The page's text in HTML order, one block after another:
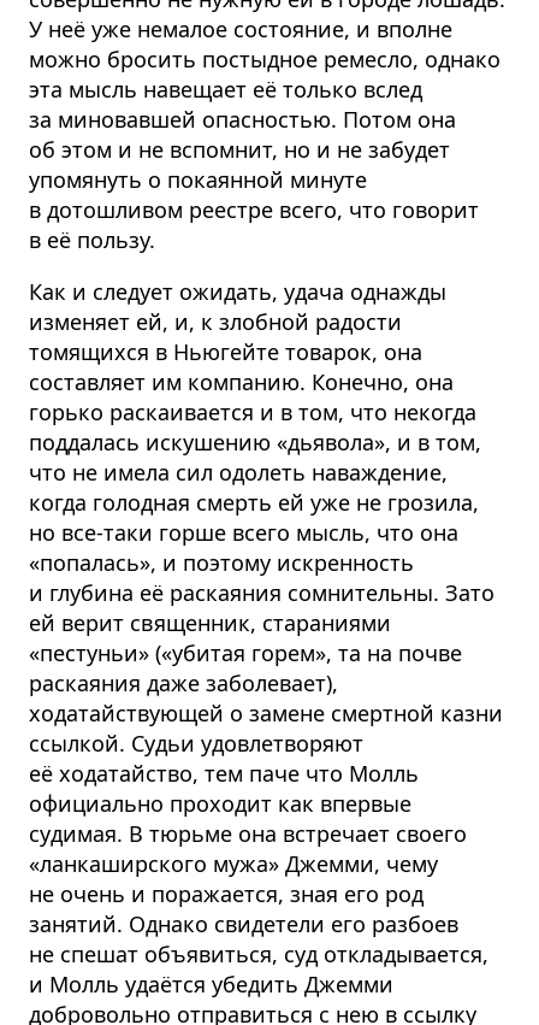
У неё уже немалое состояние, и вполне
можно бросить постыдное ремесло, однако
эта мысль навещает её только вслед
за миновавшей опасностью. Потом она
об этом и не вспомнит, но и не забудет
упомянуть о покаянной минуте
в дотошливом реестре всего, что говорит
в её пользу.
Как и следует ожидать, удача однажды
изменяет ей, и, к злобной радости
томящихся в Ньюгейте товарок, она
составляет им компанию. Конечно, она
горько раскаивается и в том, что некогда
поддалась искушению «дьявола», и в том,
что не имела сил одолеть наваждение,
когда голодная смерть ей уже не грозила,
но все-таки горше всего мысль, что она
«попалась», и поэтому искренность
и глубина её раскаяния сомнительны. Зато
ей верит священник, стараниями
«пестуньи» («убитая горем», та на почве
раскаяния даже заболевает),
ходатайствующей о замене смертной казни
ссылкой. Судьи удовлетворяют
её ходатайство, тем паче что Молль
официально проходит как впервые
судимая. В тюрьме она встречает своего
«ланкаширского мужа» Джемми, чему
не очень и поражается, зная его род
занятий. Однако свидетели его разбоев
не спешат объявиться, суд откладывается,
и Молль удаётся убедить Джемми
добровольно отправиться с нею в ссылку